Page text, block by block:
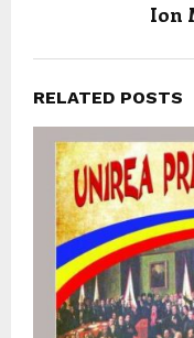
Ion
RELATED POSTS